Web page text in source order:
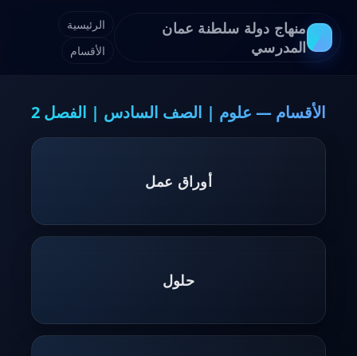
منهاج دولة سلطنة عمان
المدرسي
الرئيسية
الأقسام
الأقسام — علوم | الصف السادس | الفصل 2
أوراق عمل
حلول